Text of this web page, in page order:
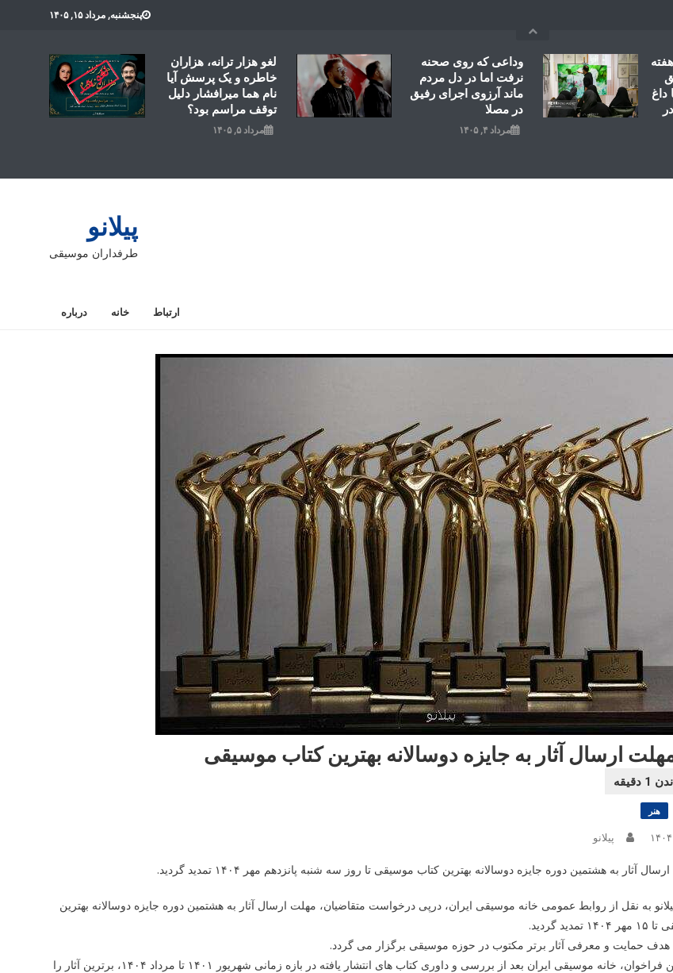
پنجشنبه, مرداد ۱۵, ۱۴۰۵
لغو هزار ترانه، هزاران
خاطره و یک پرسش آیا
نام هما میرافشار دلیل
توقف مراسم بود؟
مرداد ۵, ۱۴۰۵
وداعی که روی صحنه
نرفت اما در دل مردم
ماند آرزوی اجرای رفیق
در مصلا
مرداد ۴, ۱۴۰۵
داغ
پیلانو
طرفداران موسیقی
ارتباط خانه درباره
ارسال آثار به جایزه دوسالانه بهترین کتاب موسیقی
هنر
پیلانو
آثار به هشتمین دوره جایزه دوسالانه بهترین کتاب موسیقی تا روز سه شنبه پانزدهم مهر ۱۴۰۴ تمدید گردید.
به نقل از روابط عمومی خانه موسیقی ایران، درپی درخواست متقاضیان، مهلت ارسال آثار به هشتمین دوره جایزه دوسالانه بهترین
گردید.
هدف حمایت و معرفی آثار برتر مکتوب در حوزه موسیقی برگزار می گردد.
بر اساس این فراخوان، خانه موسیقی ایران بعد از بررسی و داوری کتاب های انتشار یافته در بازه زمانی شهریور ۱۴۰۱ تا مرداد ۱۴۰۴، برترین آثار را